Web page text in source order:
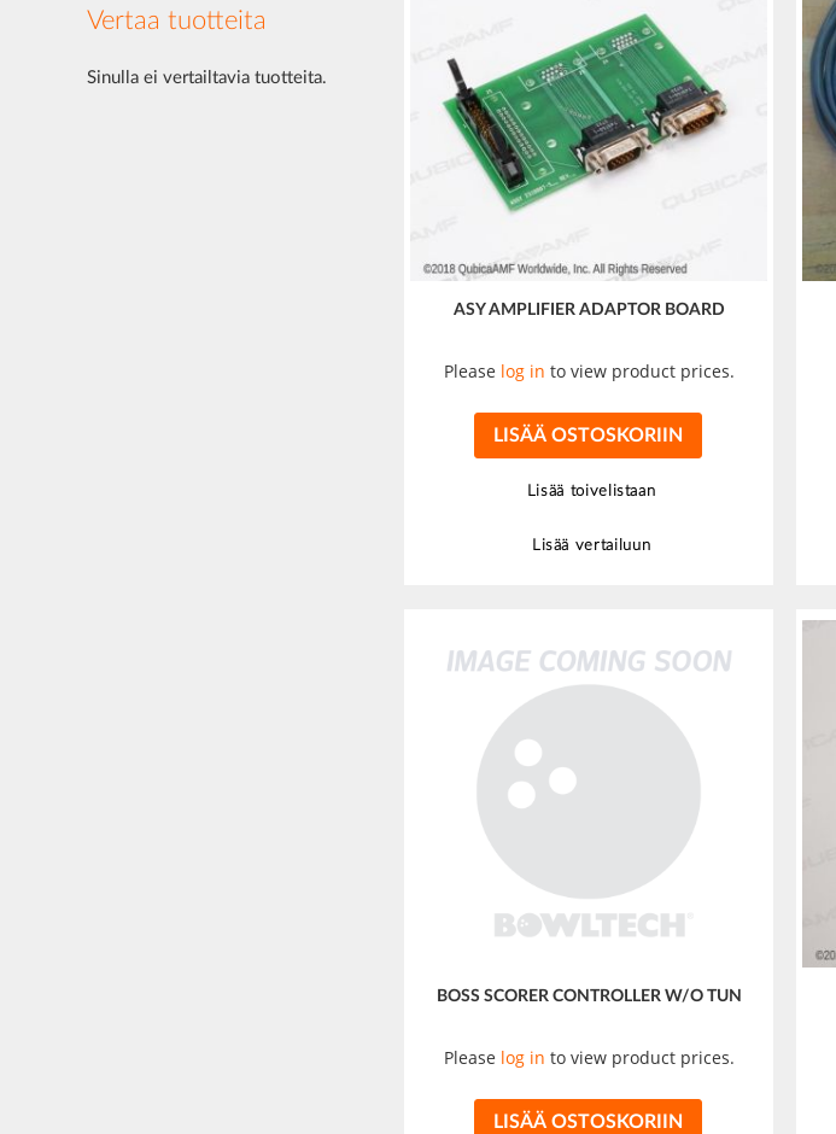
ASY AMPLIFIER ADAPTOR BOARD
Please log in to view product prices.
LISÄÄ OSTOSKORIIN
Lisää toivelistaan
Lisää vertailuun
BOSS SCORER CONTROLLER W/O TUN
Please log in to view product prices.
LISÄÄ OSTOSKORIIN
Vertaa tuotteita
Sinulla ei vertailtavia tuotteita.